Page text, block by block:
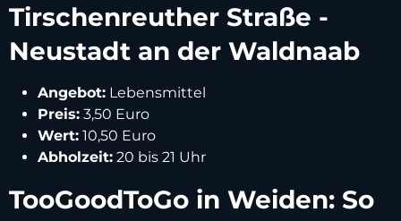
Tirschenreuther Straße -
Neustadt an der Waldnaab
Angebot: Lebensmittel
Preis: 3,50 Euro
Wert: 10,50 Euro
Abholzeit: 20 bis 21 Uhr
TooGoodToGo in Weiden: So